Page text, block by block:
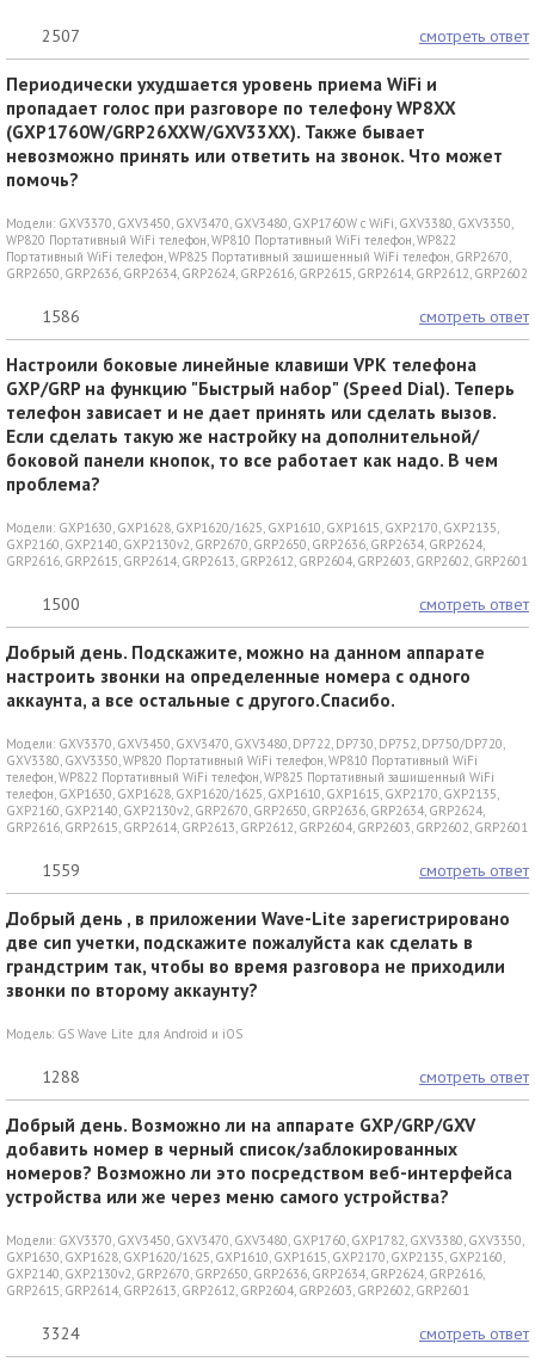
2507 смотреть ответ
Периодически ухудшается уровень приема WiFi и
пропадает голос при разговоре по телефону WP8XX
(GXP1760W/GRP26XXW/GXV33XX). Также бывает
невозможно принять или ответить на звонок. Что может
помочь?
Модели: GXV3370, GXV3450, GXV3470, GXV3480, GXP1760W c WiFi, GXV3380, GXV3350
WP820 Портативный WiFi телефон,WP810 Портативный WiFi телефон,WP822
Портативный WiFi телефон,WP825 Портативный защищенный WiFi телефон, GRP2670
GRP2650, GRP2636, GRP2634, GRP2624, GRP2616, GRP2615, GRP2614, GRP2612, GRP2602
1586 смотреть ответ
Настроили боковые линейные клавиши VPK телефона
GXP/GRP на функцию "Быстрый набор" (Speed Dial). Теперь
телефон зависает и не дает принять или сделать вызов.
Если сделать такую же настройку на дополнительной/
боковой панели кнопок, то все работает как надо. В чем
проблема?
Модели: GXP1630, GXP1628, GXP1620/1625, GXP1610, GXP1615, GXP2170, GXP2135
GXP2160, GXP2140, GXP2130v2, GRP2670, GRP2650, GRP2636, GRP2634, GRP2624
GRP2616, GRP2615, GRP2614, GRP2613, GRP2612, GRP2604, GRP2603, GRP2602, GRP2601
1500 смотреть ответ
Добрый день. Подскажите, можно на данном аппарате
настроить звонки на определенные номера с одного
аккаунта, а все остальные с другого.Спасибо.
Модели: GXV3370, GXV3450, GXV3470, GXV3480, DP722, DP730, DP752, DP750/DP720
GXV3380, GXV3350,WP820 Портативный WiFi телефон,WP810 Портативный WiFi
телефон,WP822 Портативный WiFi телефон,WP825 Портативный защищенный WiFi
телефон, GXP1630, GXP1628, GXP1620/1625, GXP1610, GXP1615, GXP2170, GXP2135
GXP2160, GXP2140, GXP2130v2, GRP2670, GRP2650, GRP2636, GRP2634, GRP2624
GRP2616, GRP2615, GRP2614, GRP2613, GRP2612, GRP2604, GRP2603, GRP2602, GRP2601
1559 смотреть ответ
Добрый день , в приложении Wave-Lite зарегистрировано
две сип учетки, подскажите пожалуйста как сделать в
грандстрим так, чтобы во время разговора не приходили
звонки по второму аккаунту?
Модель: GS Wave Lite для Android и iOS
1288 смотреть ответ
Добрый день. Возможно ли на аппарате GXP/GRP/GXV
добавить номер в черный список/заблокированных
номеров? Возможно ли это посредством веб-интерфейса
устройства или же через меню самого устройства?
Модели: GXV3370, GXV3450, GXV3470, GXV3480, GXP1760, GXP1782, GXV3380, GXV3350
GXP1630, GXP1628, GXP1620/1625, GXP1610, GXP1615, GXP2170, GXP2135, GXP2160
GXP2140, GXP2130v2, GRP2670, GRP2650, GRP2636, GRP2634, GRP2624, GRP2616
GRP2615, GRP2614, GRP2613, GRP2612, GRP2604, GRP2603, GRP2602, GRP2601
3324 смотреть ответ